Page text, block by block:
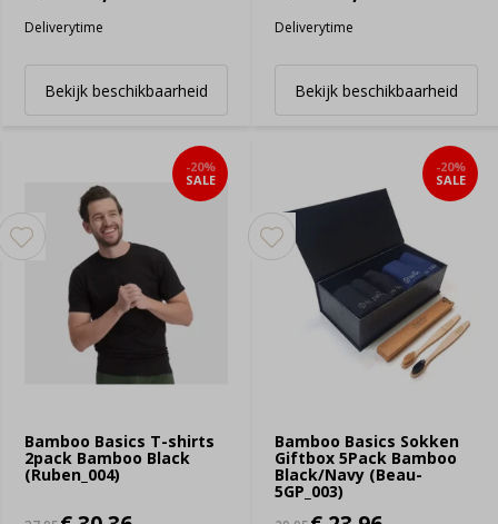
Deliverytime
Bekijk beschikbaarheid
Deliverytime
Bekijk beschikbaarheid
Bamboo Basics T-shirts
2pack Bamboo Black
(Ruben_004)
-20%
SALE
Bamboo Basics Sokken
Giftbox 5Pack Bamboo
Black/Navy (Beau-
5GP_003)
-20%
SALE